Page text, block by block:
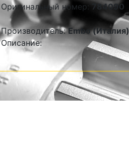
Оригинальный номер: 784090
Производитель:Embo (Италия)
Описание: